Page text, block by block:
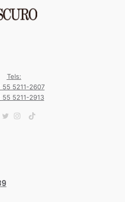
Tels:
55 5211-2607
55 5211-2913
TikTok